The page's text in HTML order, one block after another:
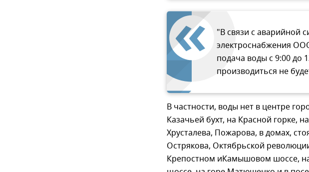
"В связи с аварийной
электроснабжения
подача воды с 9:00 до
производиться не
В частности, воды нет в центре
Казачьей бухт, на Красной горке,
Хрусталева, Пожарова, в домах,
Острякова, Октябрьской
Крепостном иКамышовом шоссе,